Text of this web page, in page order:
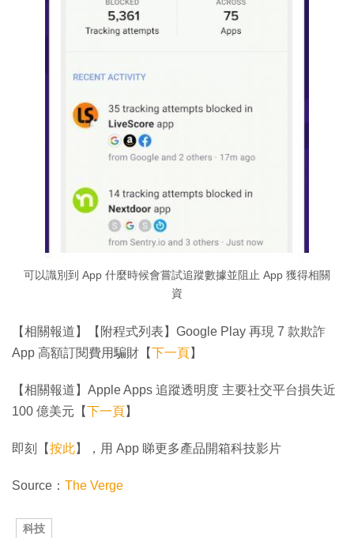
可以識別到 App 什麼時候會嘗試追蹤數據並阻止 App 獲得相關
資
【相關報道】【附程式列表】Google Play 再現 7 款欺詐
App 高額訂閱費用騙財【下一頁】
【相關報道】Apple Apps 追蹤透明度 主要社交平台損失近
100 億美元【下一頁】
即刻【按此】，用 App 睇更多產品開箱科技影片
Source： The Verge
科技